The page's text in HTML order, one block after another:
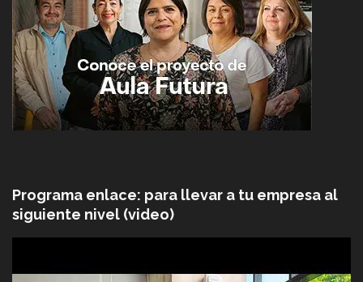
Programa enlace: para llevar a tu empresa al
siguiente nivel (video)